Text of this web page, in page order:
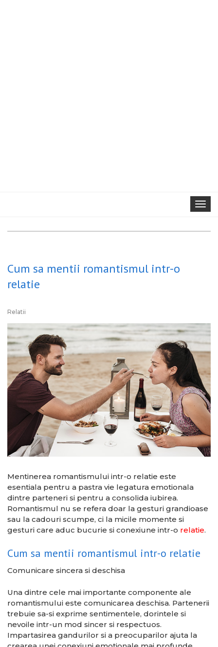
Toggle
Cum sa mentii romantismul intr-o
relatie
Relatii
Mentinerea romantismului intr-o relatie este
esentiala pentru a pastra vie legatura emotionala
dintre parteneri si pentru a consolida iubirea.
Romantismul nu se refera doar la gesturi grandioase
sau la cadouri scumpe, ci la micile momente si
gesturi care aduc bucurie si conexiune intr-o relatie.
Cum sa mentii romantismul intr-o relatie
Comunicare sincera si deschisa
Una dintre cele mai importante componente ale
romantismului este comunicarea deschisa. Partenerii
trebuie sa-si exprime sentimentele, dorintele si
nevoile intr-un mod sincer si respectuos.
Impartasirea gandurilor si a preocuparilor ajuta la